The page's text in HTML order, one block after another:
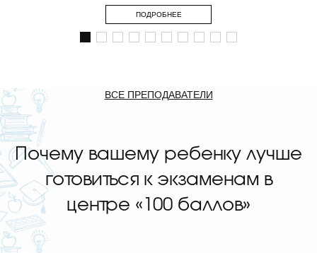
ПОДРОБНЕЕ
ВСЕ ПРЕПОДАВАТЕЛИ
Почему вашему ребенку лучше
готовиться к экзаменам в
центре «100 баллов»